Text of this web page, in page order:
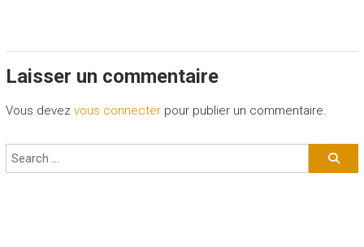
Laisser un commentaire
Vous devez vous connecterpour publier un commentaire.